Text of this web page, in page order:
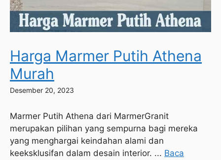
Harga Marmer Putih Athena
Murah
Desember 20, 2023
Marmer Putih Athena dari MarmerGranit
merupakan pilihan yang sempurna bagi mereka
yang menghargai keindahan alami dan
keeksklusifan dalam desain interior. ... Baca